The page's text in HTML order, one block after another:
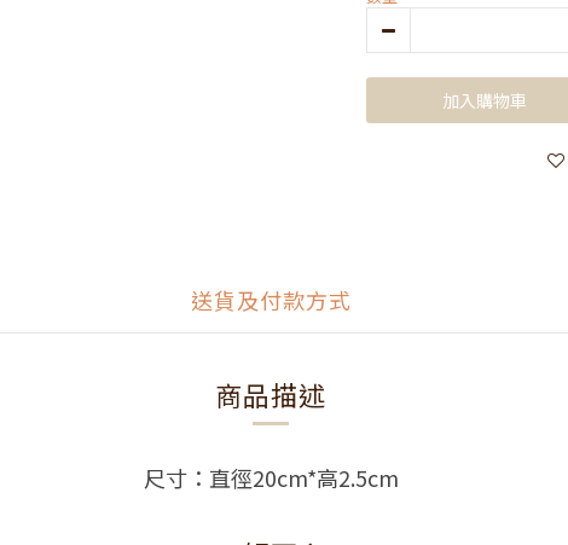
加入購物車
送貨及付款方式
商品描述
尺寸：直徑20cm*高2.5cm